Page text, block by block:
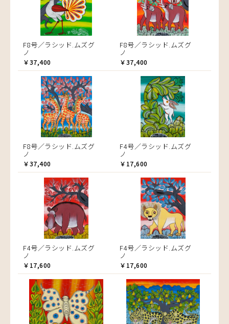
F8号／ラシッド.ムズグ
ノ
￥37,400
F8号／ラシッド.ムズグ
ノ
￥37,400
F8号／ラシッド.ムズグ
ノ
￥37,400
F4号／ラシッド.ムズグ
ノ
￥17,600
F4号／ラシッド.ムズグ
ノ
￥17,600
F4号／ラシッド.ムズグ
ノ
￥17,600